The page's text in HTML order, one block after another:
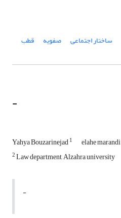
ساختار اجتماعی صفویه قطب
-
Yahya Bouzarinejad1 elahe marandi
2Law department, Alzahra university
-